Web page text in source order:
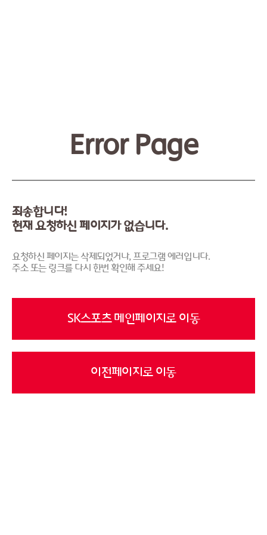
Error Page
죄송합니다!
현재 요청하신 페이지가 없습니다.
요청하신 페이지는 삭제되었거나, 프로그램 에러입니다.
주소 또는 링크를 다시 한번 확인해 주세요!
SK스포츠 메인페이지로 이동
이전페이지로 이동